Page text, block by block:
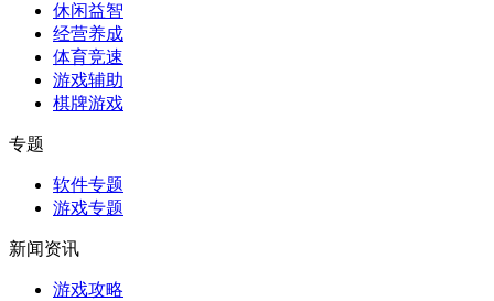
休闲益智
经营养成
体育竞速
游戏辅助
棋牌游戏
专题
软件专题
游戏专题
新闻资讯
游戏攻略